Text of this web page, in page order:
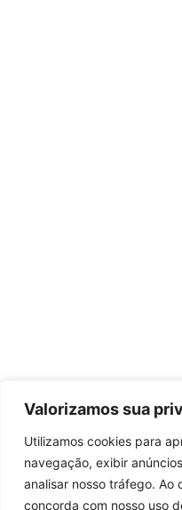
Valorizamos sua
Utilizamos cookies para
navegação, exibir
analisar nosso tráfego. Ao
concorda com nosso uso